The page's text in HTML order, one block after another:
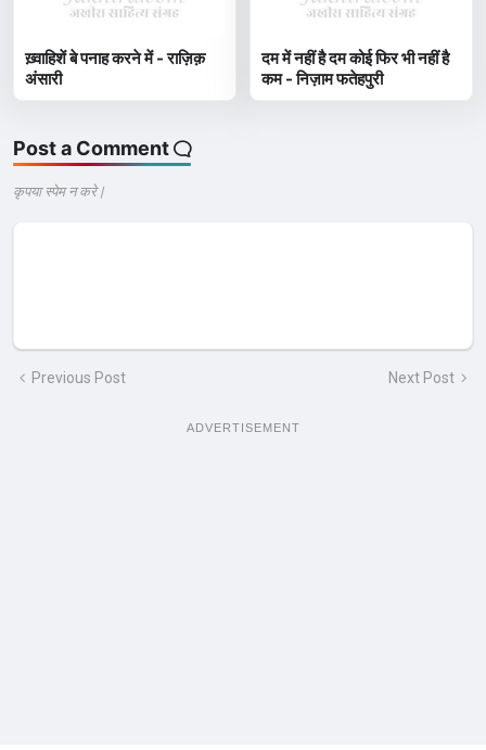
ख़्वाहिशें बे पनाह करने में - राज़िक़
अंसारी
दम में नहीं है दम कोई फिर भी नहीं है
कम - निज़ाम फतेहपुरी
Post a Comment
कृपया स्पेम न करे |
Previous Post Next Post
ADVERTISEMENT